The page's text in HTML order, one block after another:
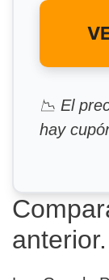
📉 El
hay